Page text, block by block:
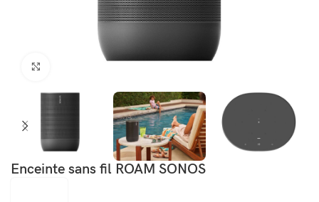
Enceinte sans fil ROAM SONOS